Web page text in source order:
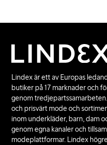
Lindex är ett av Europas
butiker på 17 marknader och
genom
och prisvärt mode och
inom underkläder, barn, dam
genom egna kanaler och
modeplattformar. Lindex